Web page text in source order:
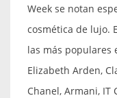
Week se notan
cosmética de lujo.
las más populares
Elizabeth Arden,
Chanel, Armani, IT